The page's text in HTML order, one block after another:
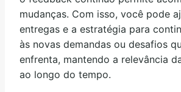
mudanças. Com isso, você pode
entregas e a estratégia para
às novas demandas ou desafios
enfrenta, mantendo a relevância
ao longo do tempo.